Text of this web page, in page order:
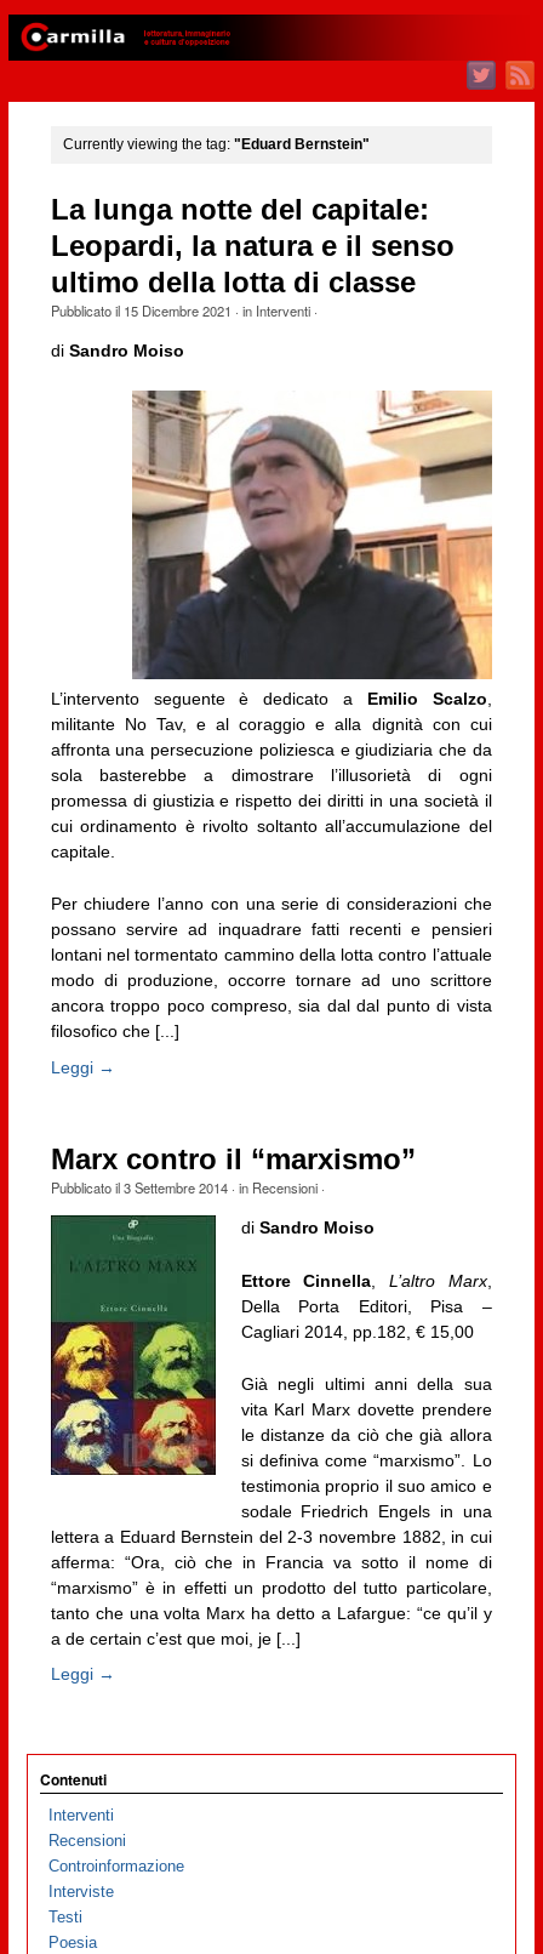
Currently viewing the tag: "Eduard Bernstein"
La lunga notte del capitale:
Leopardi, la natura e il senso
ultimo della lotta di classe
Pubblicato il 15 Dicembre 2021 · in Interventi·
di Sandro Moiso
L’intervento seguente è dedicato a Emilio Scalzo
militante No Tav, e al coraggio e alla dignità con cui
affronta una persecuzione poliziesca e giudiziaria che da
sola basterebbe a dimostrare l’illusorietà di ogni
promessa di giustizia e rispetto dei diritti in una società il
cui ordinamento è rivolto soltanto all’accumulazione del
capitale.
Per chiudere l’anno con una serie di considerazioni che
possano servire ad inquadrare fatti recenti e pensieri
lontani nel tormentato cammino della lotta contro l’attuale
modo di produzione, occorre tornare ad uno scrittore
ancora troppo poco compreso, sia dal dal punto di vista
filosofico che [...]
Leggi →
Marx contro il “marxismo”
Pubblicato il3 Settembre 2014· in Recensioni·
di Sandro Moiso
Ettore Cinnella ,L’altro Marx,
Della Porta Editori, Pisa –
Cagliari 2014, pp.182, € 15,00
Già negli ultimi anni della sua
vita Karl Marx dovette prendere
le distanze da ciò che già allora
si definiva come “marxismo”. Lo
testimonia proprio il suo amico e
sodale Friedrich Engels in una
lettera a Eduard Bernstein del 2-3 novembre 1882, in cui
afferma: “Ora, ciò che in Francia va sotto il nome di
“marxismo” è in effetti un prodotto del tutto particolare,
tanto che una volta Marx ha detto a Lafargue: “ce qu’il y
a de certain c’est que moi, je [...]
Leggi →
Contenuti
Interventi
Recensioni
Controinformazione
Interviste
Testi
Poesia